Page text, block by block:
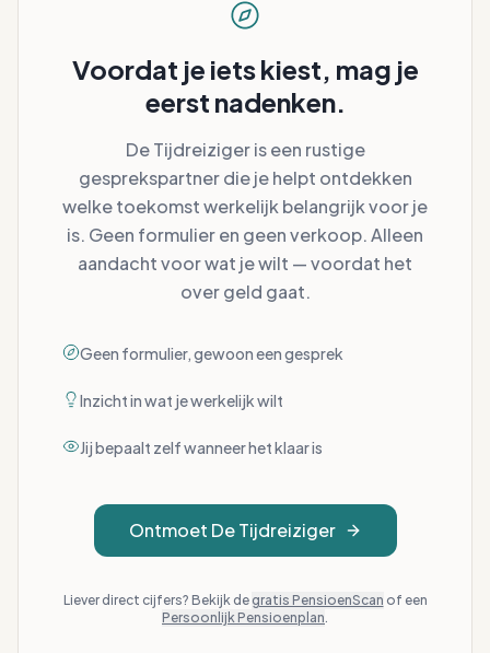
Voordat je iets kiest, mag je
eerst nadenken.
De Tijdreiziger is een rustige
gesprekspartner die je helpt ontdekken
welke toekomst werkelijk belangrijk voor je
is. Geen formulier en geen verkoop. Alleen
aandacht voor wat je wilt — voordat het
over geld gaat.
Geen formulier, gewoon een gesprek
Inzicht in wat je werkelijk wilt
Jij bepaalt zelf wanneer het klaar is
Ontmoet De Tijdreiziger
Liever direct cijfers? Bekijk degratis PensioenScan
Persoonlijk Pensioenplan